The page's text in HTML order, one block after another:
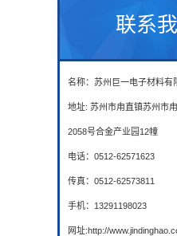
联系
名称：苏州巨一电子材料有
地址: 苏州市甪直镇苏州市
2058号合金产业园12幢
电话：0512-62571623
传真：0512-62573811
手机：13291198023
网址:http://